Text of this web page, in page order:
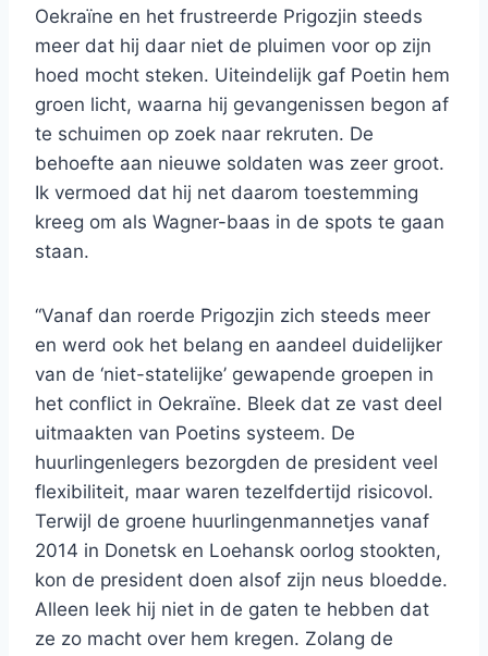
Oekraïne en het frustreerde Prigozjin steeds
meer dat hij daar niet de pluimen voor op zijn
hoed mocht steken. Uiteindelijk gaf Poetin hem
groen licht, waarna hij gevangenissen begon af
te schuimen op zoek naar rekruten. De
behoefte aan nieuwe soldaten was zeer groot.
Ik vermoed dat hij net daarom toestemming
kreeg om als Wagner-baas in de spots te gaan
staan.
“Vanaf dan roerde Prigozjin zich steeds meer
en werd ook het belang en aandeel duidelijker
van de ‘niet-statelijke’ gewapende groepen in
het conflict in Oekraïne. Bleek dat ze vast deel
uitmaakten van Poetins systeem. De
huurlingenlegers bezorgden de president veel
flexibiliteit, maar waren tezelfdertijd risicovol.
Terwijl de groene huurlingenmannetjes vanaf
2014 in Donetsk en Loehansk oorlog stookten,
kon de president doen alsof zijn neus bloedde.
Alleen leek hij niet in de gaten te hebben dat
ze zo macht over hem kregen. Zolang de